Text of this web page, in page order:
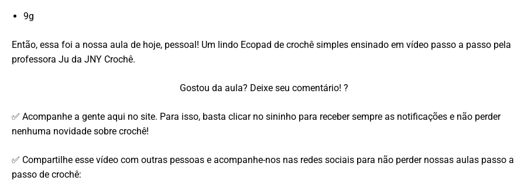
9g
Então, essa foi a nossa aula de hoje, pessoal! Um lindo Ecopad de crochê simples ensinado em vídeo passo a passo pela
professora Ju da JNY Crochê.
Gostou da aula? Deixe seu comentário! ?
✅ Acompanhe a gente aqui no site. Para isso, basta clicar no sininho para receber sempre as notificações e não perder
nenhuma novidade sobre crochê!
✅ Compartilhe esse vídeo com outras pessoas e acompanhe-nos nas redes sociais para não perder nossas aulas passo a
passo de crochê: